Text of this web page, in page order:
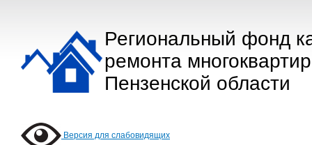
Региональный фонд
ремонта
Пензенской области
Версия для слабовидящих